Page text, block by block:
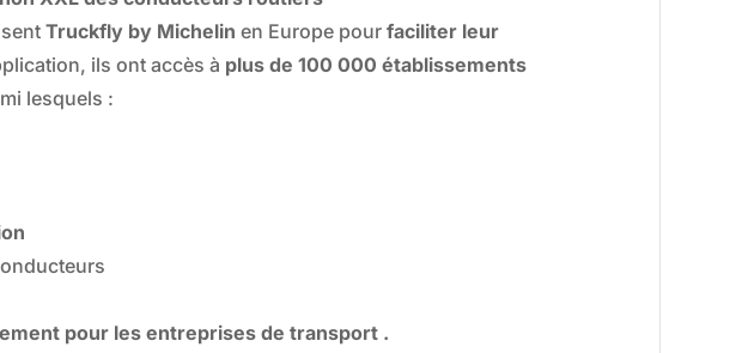
Truckfly by Michelin en Europe pour faciliter leur
ils ont accès à plus de 100 000 établissements
lesquels :
pour les entreprises de transport.